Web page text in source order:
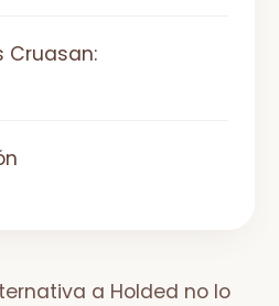
Cruasan:
a Holded no lo